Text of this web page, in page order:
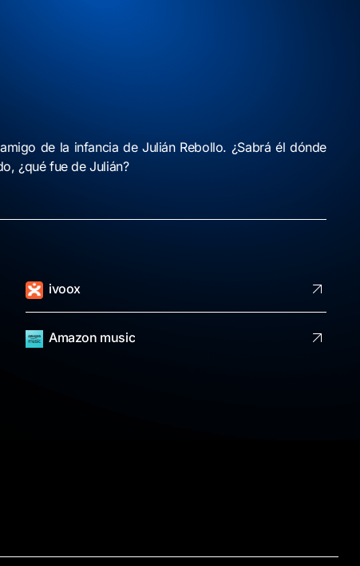
de la infancia de Julián Rebollo. ¿Sabrá él dónde
¿qué fue de Julián?
ivoox
Amazon music